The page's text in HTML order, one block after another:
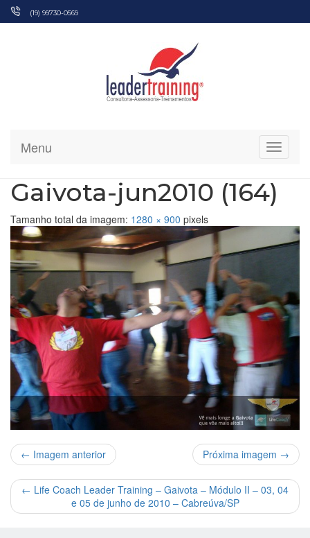
Pular
(19) 99730-0569
Menu
Gaivota-jun2010 (164)
Tamanho total da imagem: 1280 × 900 pixels
← Imagem anterior Próxima imagem →
← Life Coach Leader Training – Gaivota – Módulo II – 03, 04
e 05 de junho de 2010 – Cabreúva/SP